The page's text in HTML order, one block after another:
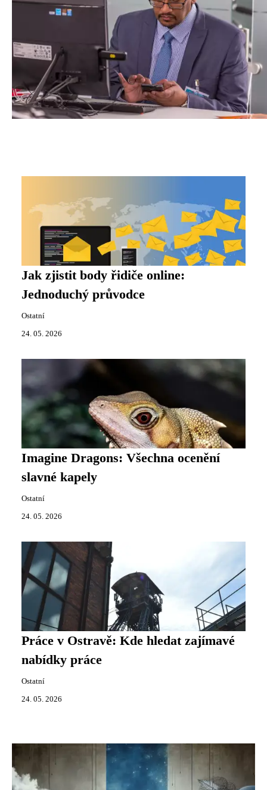
Jak zjistit body řidiče online:
Jednoduchý průvodce
Ostatní
24. 05. 2026
Imagine Dragons: Všechna ocenění
slavné kapely
Ostatní
24. 05. 2026
Práce v Ostravě: Kde hledat zajímavé
nabídky práce
Ostatní
24. 05. 2026